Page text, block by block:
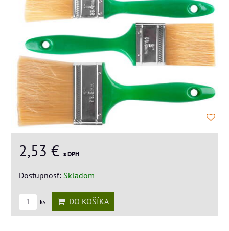
2,53 € s DPH
Dostupnosť: Skladom
ks DO KOŠÍKA